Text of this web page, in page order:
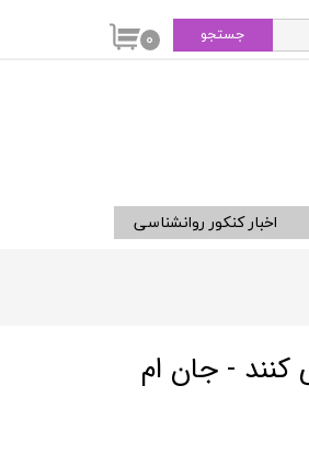
اخبار کنکور روانشناسی
۰ جستجو
کنند - جان ام